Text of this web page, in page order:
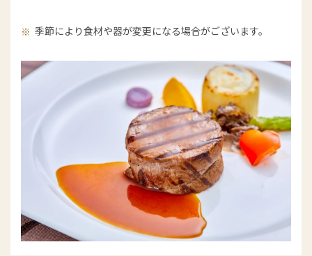
季節により食材や器が変更になる場合がございます。